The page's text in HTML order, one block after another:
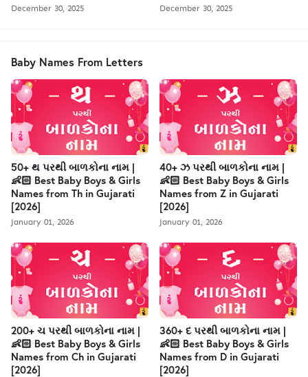
December 30, 2025 December 30, 2025
Baby Names From Letters
50+ થ પરથી બાળકોના નામ |
👶🏻 Best Baby Boys & Girls
Names from Th in Gujarati
[2026]
January 01, 2026
40+ ઝ પરથી બાળકોના નામ |
👶🏻 Best Baby Boys & Girls
Names from Z in Gujarati
[2026]
January 01, 2026
200+ ચ પરથી બાળકોના નામ |
👶🏻 Best Baby Boys & Girls
Names from Ch in Gujarati
[2026]
360+ દ પરથી બાળકોના નામ |
👶🏻 Best Baby Boys & Girls
Names from D in Gujarati
[2026]